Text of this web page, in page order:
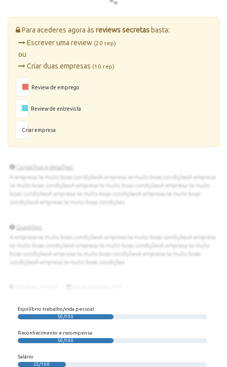
Para acederes agora às reviews secretas basta:
Escrever uma review (20 rep)
ou
Criar duas empresas (10 rep)
Review de emprego
Review de entrevista
Criar empresa
Equilíbrio trabalho/vida pessoal
50/100
Reconhecimento e recompensa
50/100
Salário
25/100